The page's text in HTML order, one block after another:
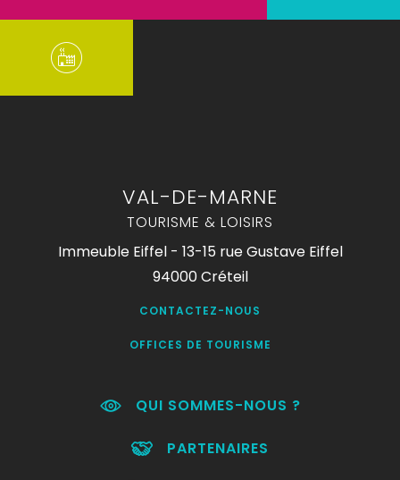
VAL-DE-MARNE
TOURISME & LOISIRS
Immeuble Eiffel - 13-15 rue Gustave Eiffel
94000 Créteil
CONTACTEZ-NOUS
OFFICES DE TOURISME
QUI SOMMES-NOUS ?
PARTENAIRES